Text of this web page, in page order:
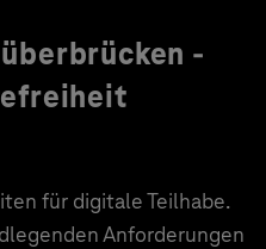
-
für digitale Teilhabe.
Anforderungen